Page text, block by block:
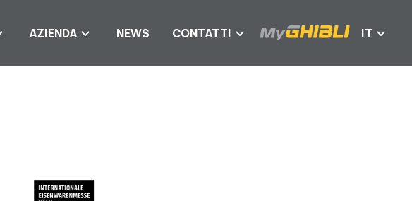
AZIENDA NEWS CONTATTI IT